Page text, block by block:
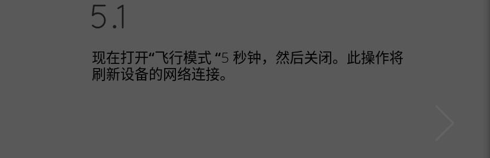
现在打开“飞行模式 “5 秒钟，然后关闭。此操作将
刷新设备的网络连接。